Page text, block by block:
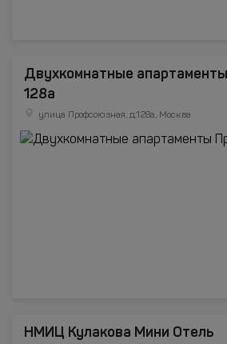
Двухкомнатные
128а
улица Профсоюзная, д.128а, Москва
НМИЦ Кулакова Мини Отель